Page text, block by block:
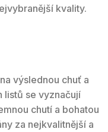
kvality.
výslednou chuť a
listů se vyznačují
chutí a bohatou
za nejkvalitnější a